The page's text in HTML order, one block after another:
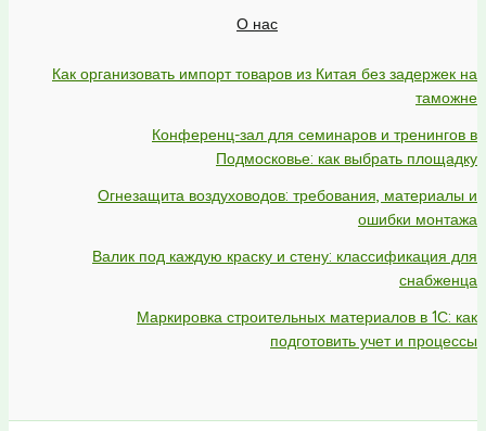
О нас
Как организовать импорт товаров из Китая без задержек на
таможне
Конференц-зал для семинаров и тренингов в
Подмосковье: как выбрать площадку
Огнезащита воздуховодов: требования, материалы и
ошибки монтажа
Валик под каждую краску и стену: классификация для
снабженца
Маркировка строительных материалов в 1С: как
подготовить учет и процессы